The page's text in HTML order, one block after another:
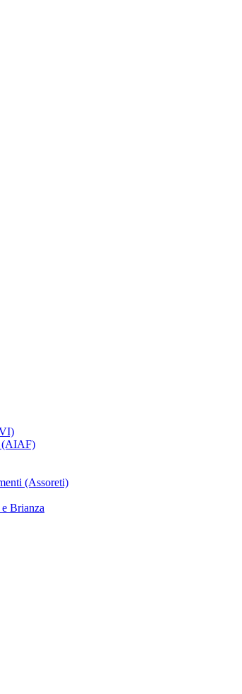
(AIAF)
(Assoreti)
Brianza